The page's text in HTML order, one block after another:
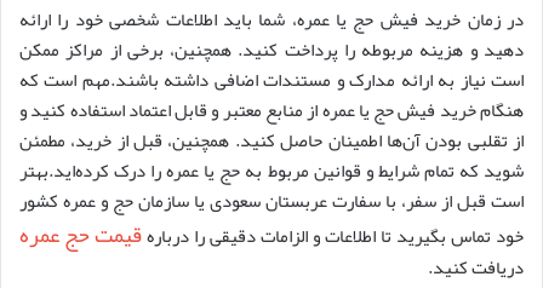
در زمان خرید فیش حج یا عمره، شما باید اطلاعات شخصی خود را ارائه
دهید و هزینه مربوطه را پرداخت کنید. همچنین، برخی از مراکز ممکن
است نیاز به ارائه مدارک و مستندات اضافی داشته باشند.مهم است که
هنگام خرید فیش حج یا عمره از منابع معتبر و قابل اعتماد استفاده کنید و
از تقلبی بودن آن‌ها اطمینان حاصل کنید. همچنین، قبل از خرید، مطمئن
شوید که تمام شرایط و قوانین مربوط به حج یا عمره را درک کرده‌اید.بهتر
است قبل از سفر، با سفارت عربستان سعودی یا سازمان حج و عمره کشور
خود تماس بگیرید تا اطلاعات و الزامات دقیقی را دربارهقیمت حج عمره
دریافت کنید.